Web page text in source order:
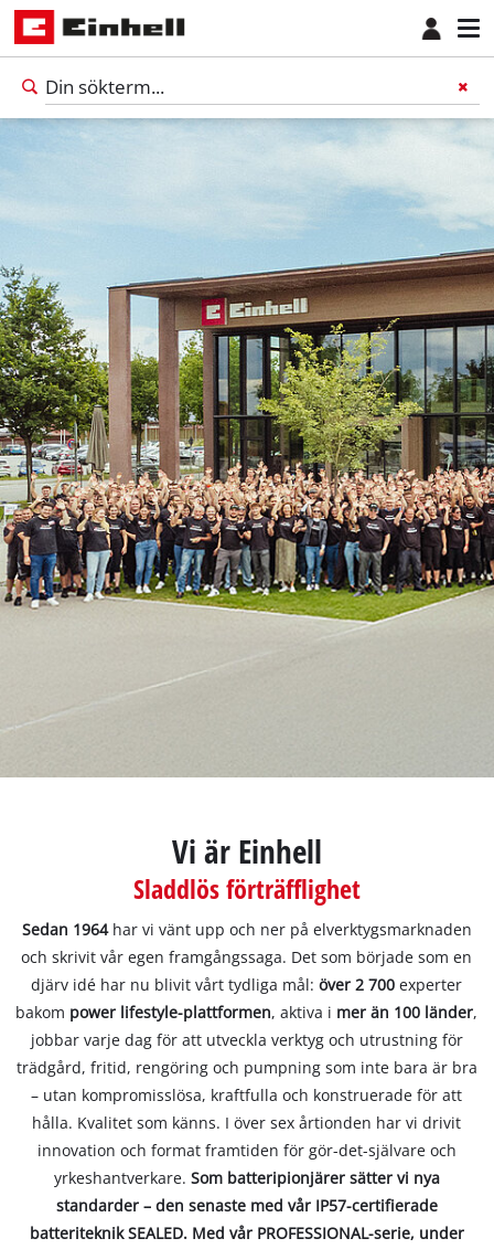
Svenska
SVSvenska
English
Vi är Einhell
Sladdlös förträfflighet
Sedan 1964 har vi vänt upp och ner på elverktygsmarknaden
och skrivit vår egen framgångssaga. Det som började som en
djärv idé har nu blivit vårt tydliga mål:över 2 700experter
bakom power lifestyle-plattformen, aktiva i mer än 100 länder,
jobbar varje dag för att utveckla verktyg och utrustning för
trädgård, fritid, rengöring och pumpning som inte bara är bra
– utan kompromisslösa, kraftfulla och konstruerade för att
hålla. Kvalitet som känns. I över sex årtionden har vi drivit
innovation och format framtiden för gör-det-självare och
yrkeshantverkare. Som batteripionjärer sätter vi nya
standarder – den senaste med vår IP57-certifierade
batteriteknik SEALED. Med vår PROFESSIONAL-serie, under